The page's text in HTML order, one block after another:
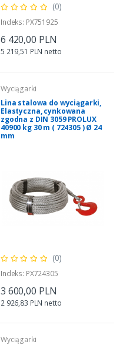
(0)
Indeks: PX751925
6 420,00 PLN
5 219,51 PLN netto
Wyciągarki
Lina stalowa do wyciągarki,
Elastyczna, cynkowana
zgodna z DIN 3059 PROLUX
40900 kg 30 m ( 724305 ) Ø 24
mm
(0)
Indeks: PX724305
3 600,00 PLN
2 926,83 PLN netto
Wyciągarki